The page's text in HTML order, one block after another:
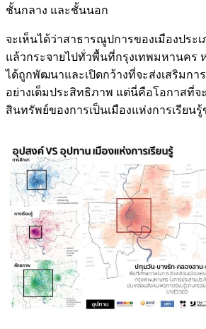
ชั้นกลาง และชั้นนอก
จะเห็นได้ว่าสาธารณูปการของเมืองประ
แล้วกระจายไปทั่วพื้นที่กรุงเทพมหานคร
ได้ถูกพัฒนาและเปิดกว้างที่จะส่งเสริมการ
อย่างเต็มประสิทธิภาพ แต่นี่คือโอกาสที่จ
สินทรัพย์ของการเป็นเมืองแห่งการเรียน